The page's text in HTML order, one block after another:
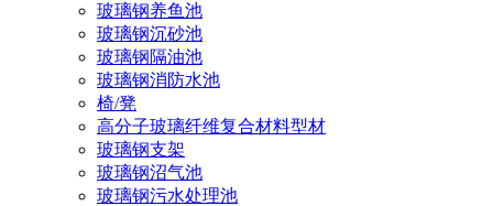
玻璃钢养鱼池
玻璃钢沉砂池
玻璃钢隔油池
玻璃钢消防水池
椅/凳
高分子玻璃纤维复合材料型材
玻璃钢支架
玻璃钢沼气池
玻璃钢污水处理池